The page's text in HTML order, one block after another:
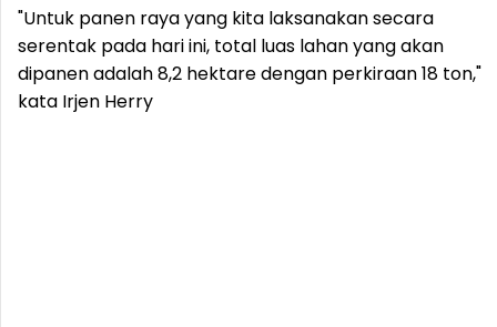
"Untuk panen raya yang kita laksanakan secara
serentak pada hari ini, total luas lahan yang akan
dipanen adalah 8,2 hektare dengan perkiraan 18 ton,"
kata Irjen Herry